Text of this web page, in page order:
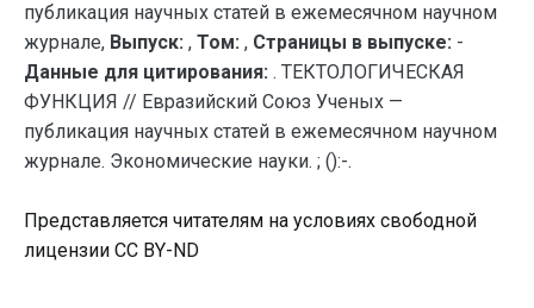
публикация научных статей в ежемесячном научном
журнале, Выпуск: , Том: , Страницы в выпуске: -
Данные для цитирования: . ТЕКТОЛОГИЧЕСКАЯ
ФУНКЦИЯ // Евразийский Союз Ученых —
публикация научных статей в ежемесячном научном
журнале. Экономические науки. ; ():-.
Представляется читателям на условиях свободной
лицензии CC BY-ND